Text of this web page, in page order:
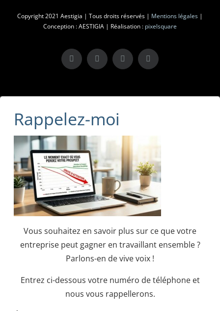
Copyright 2021 Aestigia | Tous droits réservés | Mentions légales |
Conception : AESTIGIA | Réalisation : pixelsquare
X LinkedInInstagramFacebook
Rappelez-moi
Vous souhaitez en savoir plus sur ce que votre
entreprise peut gagner en travaillant ensemble ?
Parlons-en de vive voix !
Entrez ci-dessous votre numéro de téléphone et
nous vous rappellerons.